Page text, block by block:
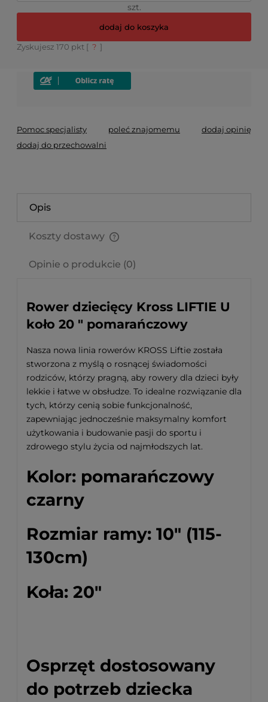
szt.
dodaj do koszyka
Zyskujesz 170 pkt [ ? ]
Pomoc specjalisty poleć znajomemu
dodaj opinię
dodaj do przechowalni
Opis
Koszty dostawy
Opinie o produkcie (0)
Rower dziecięcy Kross LIFTIE U
koło 20 " pomarańczowy
Nasza nowa linia rowerów KROSS Liftie została
stworzona z myślą o rosnącej świadomości
rodziców, którzy pragną, aby rowery dla dzieci były
lekkie i łatwe w obsłudze. To idealne rozwiązanie dla
tych, którzy cenią sobie funkcjonalność,
zapewniając jednocześnie maksymalny komfort
użytkowania i budowanie pasji do sportu i
zdrowego stylu życia od najmłodszych lat.
Kolor: pomarańczowy
czarny
Rozmiar ramy: 10" (115-
130cm)
Koła: 20"
Osprzęt dostosowany
do potrzeb dziecka